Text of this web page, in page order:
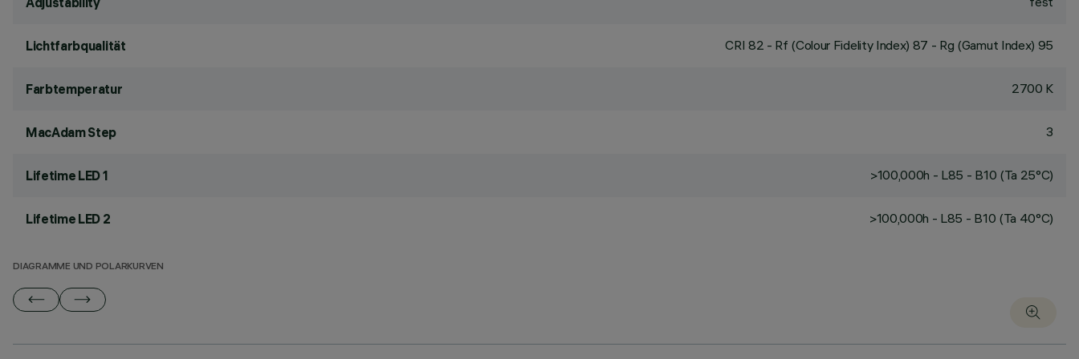
Lichtfarbqualität CRI 82 - Rf (Colour Fidelity Index) 87 - Rg (Gamut Index) 95
Farbtemperatur 2700 K
MacAdam Step 3
Lifetime LED 1 >100,000h - L85 - B10 (Ta 25°C)
Lifetime LED 2 >100,000h - L85 - B10 (Ta 40°C)
DIAGRAMME UND POLARKURVEN